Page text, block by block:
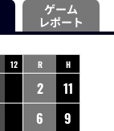
ゲーム
レポート
12 R H
2
11
6
9